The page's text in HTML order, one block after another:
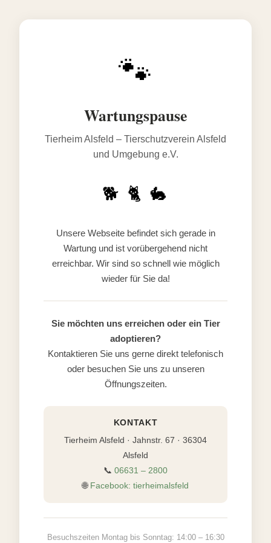
🐾
Wartungspause
Tierheim Alsfeld – Tierschutzverein Alsfeld
und Umgebung e.V.
🐕 🐈 🐇
Unsere Webseite befindet sich gerade in
Wartung und ist vorübergehend nicht
erreichbar. Wir sind so schnell wie möglich
wieder für Sie da!
Sie möchten uns erreichen oder ein Tier
adoptieren?
Kontaktieren Sie uns gerne direkt telefonisch
oder besuchen Sie uns zu unseren
Öffnungszeiten.
KONTAKT
Tierheim Alsfeld · Jahnstr. 67 · 36304
Alsfeld
📞 06631 – 2800
🌐 Facebook: tierheimalsfeld
Besuchszeiten Montag bis Sonntag: 14:00 – 16:30